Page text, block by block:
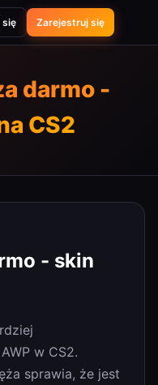
się Zarejestruj się
darmo -
CS2
- skin
w CS2.
sprawia, że jest